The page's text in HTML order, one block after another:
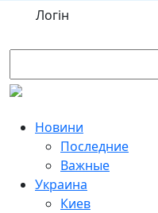
Логін
Новини
Последние
Важные
Украина
Киев